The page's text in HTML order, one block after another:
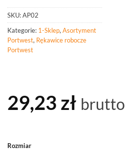
SKU:AP02
Kategorie: 1-Sklep,Asortyment
Portwest, Rękawice robocze
Portwest
29,23 zł brutto
Rozmiar